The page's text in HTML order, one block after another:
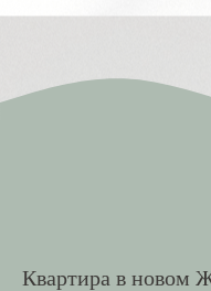
Квартира в новом